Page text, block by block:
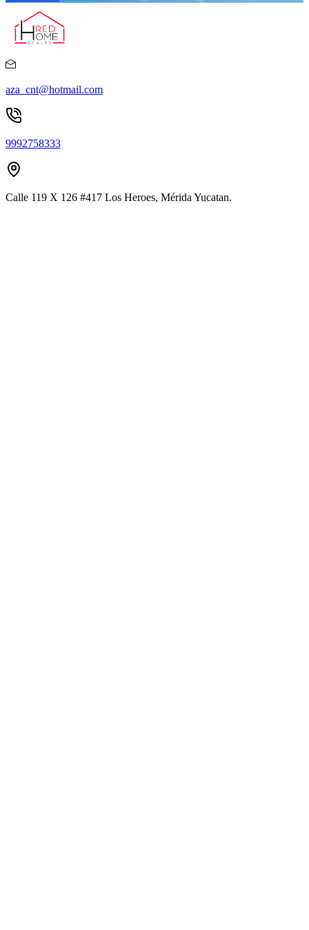
aza_cnt@hotmail.com
9992758333
Calle 119 X 126 #417 Los Heroes, Mérida Yucatan.